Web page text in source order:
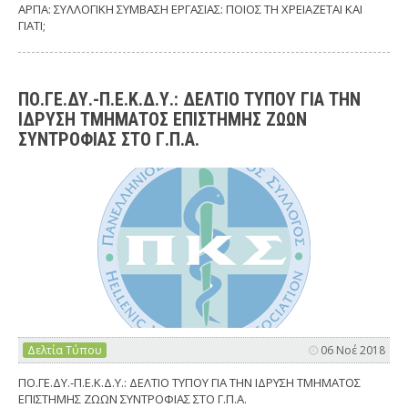
ΑΡΠΑ: ΣΥΛΛΟΓΙΚΗ ΣΥΜΒΑΣΗ ΕΡΓΑΣΙΑΣ: ΠΟΙΟΣ ΤΗ ΧΡΕΙΑΖΕΤΑΙ ΚΑΙ
ΓΙΑΤΙ;
ΠΟ.ΓΕ.ΔΥ.-Π.Ε.Κ.Δ.Υ.: ΔΕΛΤΙΟ ΤΥΠΟΥ ΓΙΑ ΤΗΝ
ΙΔΡΥΣΗ ΤΜΗΜΑΤΟΣ ΕΠΙΣΤΗΜΗΣ ΖΩΩΝ
ΣΥΝΤΡΟΦΙΑΣ ΣΤΟ Γ.Π.Α.
Δελτία Τύπου 06 Νοέ 2018
ΠΟ.ΓΕ.ΔΥ.-Π.Ε.Κ.Δ.Υ.: ΔΕΛΤΙΟ ΤΥΠΟΥ ΓΙΑ ΤΗΝ ΙΔΡΥΣΗ ΤΜΗΜΑΤΟΣ
ΕΠΙΣΤΗΜΗΣ ΖΩΩΝ ΣΥΝΤΡΟΦΙΑΣ ΣΤΟ Γ.Π.Α.